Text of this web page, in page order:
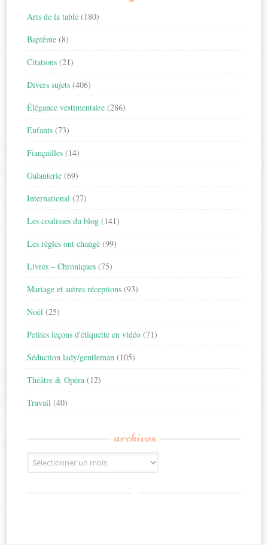
Arts de la table (180)
Baptême (8)
Citations (21)
Divers sujets (406)
Élégance vestimentaire (286)
Enfants (73)
Fiançailles (14)
Galanterie (69)
International (27)
Les coulisses du blog (141)
Les règles ont changé (99)
Livres – Chroniques (75)
Mariage et autres réceptions (93)
Noël (25)
Petites leçons d'étiquette en vidéo (71)
Séduction lady/gentleman (105)
Théâtre & Opéra (12)
Travail (40)
archives
Archives